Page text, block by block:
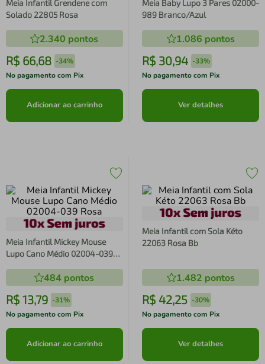
Meia Infantil Grendene com
Solado 22805 Rosa
2.340 pontos
R$ 66,68 -34%
No pagamento com Pix
Adicionar ao carrinho
Meia Baby Lupo 3 Pares 02000-
989 Branco/Azul
1.086 pontos
R$ 30,94 -33%
No pagamento com Pix
Ver detalhes
Meia Infantil Mickey Mouse
Lupo Cano Médio 02004-039
484 pontos
R$ 13,79 -31%
No pagamento com Pix
Adicionar ao carrinho
Meia Infantil com Sola Kéto
22063 Rosa Bb
1.482 pontos
R$ 42,25 -30%
No pagamento com Pix
Ver detalhes